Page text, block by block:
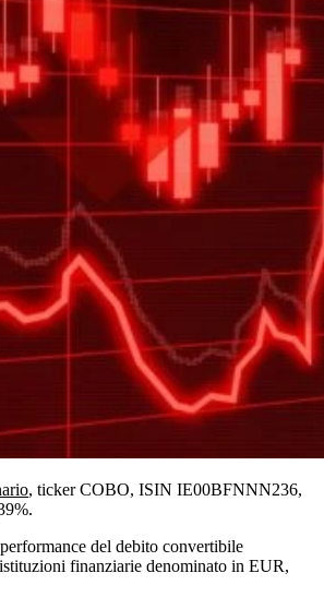
, ticker COBO, ISIN IE00BFNNN236,
del debito convertibile
finanziarie denominato in EUR,